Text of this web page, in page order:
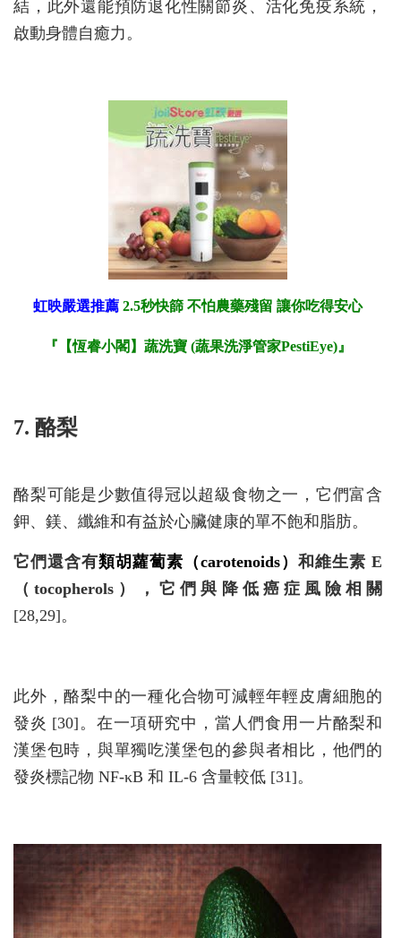
結，此外還能預防退化性關節炎、活化免疫系統，
啟動身體自癒力。
虹映嚴選推薦2.5秒快篩 不怕農藥殘留 讓你吃得安心
『【恆睿小閣】蔬洗寶 (蔬果洗淨管家PestiEye) 』
7. 酪梨
酪梨可能是少數值得冠以超級食物之一，它們富含
鉀、鎂、纖維和有益於心臟健康的單不飽和脂肪。
它們還含有類胡蘿蔔素（carotenoids）和維生素 E
（tocopherols），它們與降低癌症風險相關
[28,29]。
此外，酪梨中的一種化合物可減輕年輕皮膚細胞的
發炎 [30]。在一項研究中，當人們食用一片酪梨和
漢堡包時，與單獨吃漢堡包的參與者相比，他們的
發炎標記物 NF-κB 和 IL-6 含量較低 [31]。